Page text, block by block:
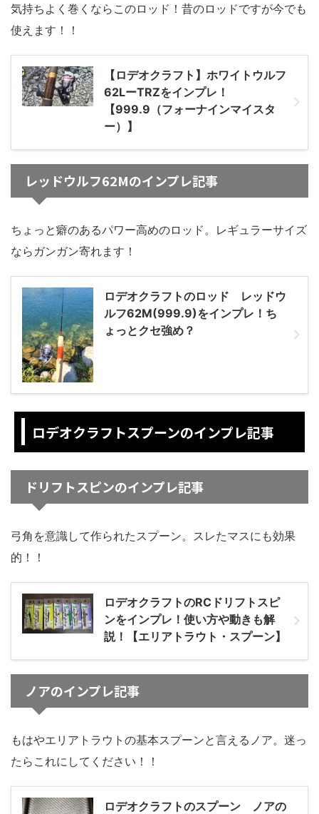
気持ちよく巻くならこのロッド！昔のロッドですが今でも
使えます！！
【ロデオクラフト】ホワイトウルフ
62LーTRZをインプレ！
【999.9（フォーナインマイスタ
ー）】
レッドウルフ62Mのインプレ記事
ちょっと癖のあるパワー高めのロッド。レギュラーサイズ
ならガンガン寄れます！
ロデオクラフトのロッド レッドウ
ルフ62M(999.9)をインプレ！ち
ょっとクセ強め？
ロデオクラフトスプーンのインプレ記事
ドリフトスピンのインプレ記事
弓角を意識して作られたスプーン。スレたマスにも効果
的！！
ロデオクラフトのRCドリフトスピ
ンをインプレ！使い方や動きも解
説！【エリアトラウト・スプーン】
ノアのインプレ記事
もはやエリアトラウトの基本スプーンと言えるノア。迷っ
たらこれにしてください！！
ロデオクラフトのスプーン ノアの